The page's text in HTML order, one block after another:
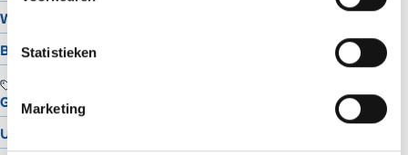
Statistieken
Marketing
Website laten maken in Groningen
Bekijk alle locaties
Gratis Logo Maker
UTM Builder